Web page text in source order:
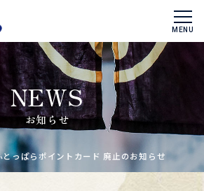
NEWS
お知らせ
っぱらポイントカード 廃止のお知らせ